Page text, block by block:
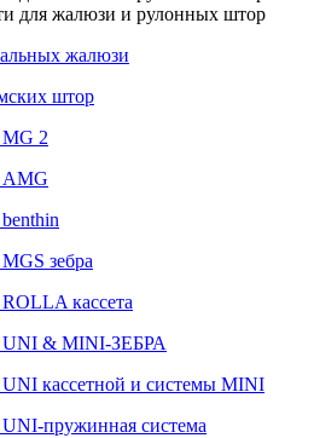
для жалюзи и рулонных штор
жалюзи
штор
2
AMG
зебра
кассета
UNI & MINI-ЗЕБРА
кассетной и системы MINI
пружинная система